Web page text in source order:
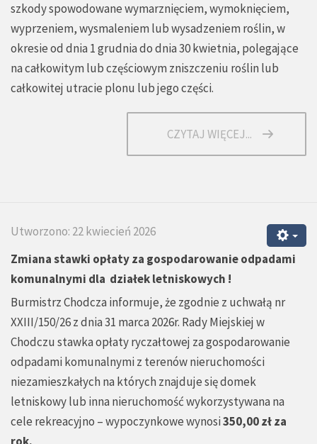
szkody spowodowane wymarznięciem, wymoknięciem,
wyprzeniem, wysmaleniem lub wysadzeniem roślin, w
okresie od dnia 1 grudnia do dnia 30 kwietnia, polegające
na całkowitym lub częściowym zniszczeniu roślin lub
całkowitej utracie plonu lub jego części.
CZYTAJ WIĘCEJ...
Utworzono: 22 kwiecień 2026
Zmiana stawki opłaty za gospodarowanie odpadami
komunalnymi dla działek letniskowych !
Burmistrz Chodcza informuje, że zgodnie z uchwałą nr
XXIII/150/26 z dnia 31 marca 2026r. Rady Miejskiej w
Chodczu stawka opłaty ryczałtowej za gospodarowanie
odpadami komunalnymi z terenów nieruchomości
niezamieszkałych na których znajduje się domek
letniskowy lub inna nieruchomość wykorzystywana na
cele rekreacyjno – wypoczynkowe wynosi350,00 zł za